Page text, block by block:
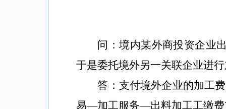
问：境内某外商投资企业
于是委托境外另一关联企业进
答：支付境外企业的加工
易—加工服务—出料加工工缴费